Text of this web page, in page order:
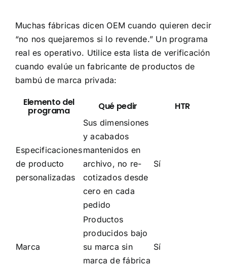
Muchas fábricas dicen OEM cuando quieren decir
“no nos quejaremos si lo revende.” Un programa
real es operativo. Utilice esta lista de verificación
cuando evalúe un fabricante de productos de
bambú de marca privada:
Elemento del
programa Qué pedir HTR
Especificaciones
de producto
personalizadas
Sus dimensiones
y acabados
mantenidos en
archivo, no re-
cotizados desde
cero en cada
pedido
Sí
Marca
Productos
producidos bajo
su marca sin
marca de fábrica
Sí